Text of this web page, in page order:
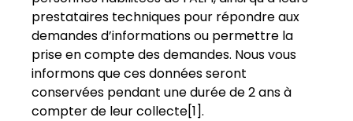
prestataires techniques pour répondre aux
demandes d’informations ou permettre la
prise en compte des demandes. Nous vous
informons que ces données seront
conservées pendant une durée de 2 ans à
compter de leur collecte[1].